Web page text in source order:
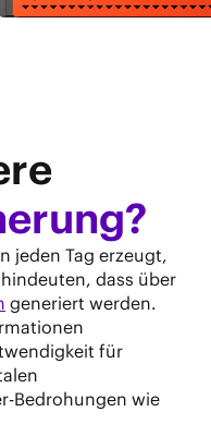
jeden Tag erzeugt,
dass über
generiert werden.
für
Bedrohungen wie